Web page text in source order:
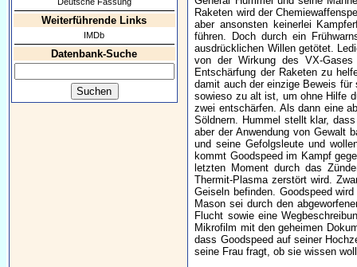
Weiterführende Links
IMDb
Datenbank-Suche
Raketen wird der
aber ansonsten keinerlei
führen. Doch durch ein
ausdrücklichen Willen getötet.
von der Wirkung des VX-
Entschärfung der Raketen zu
damit auch der einzige Beweis
sowieso zu alt ist, um ohne Hilfe
zwei entschärfen. Als dann eine
Söldnern. Hummel stellt klar,
aber der Anwendung von Gewalt
und seine Gefolgsleute und
kommt Goodspeed im Kampf
letzten Moment durch das
Thermit-Plasma zerstört wird.
Geiseln befinden. Goodspeed
Mason sei durch den
Flucht sowie eine
Mikrofilm mit den geheimen
dass Goodspeed auf seiner
seine Frau fragt, ob sie wissen